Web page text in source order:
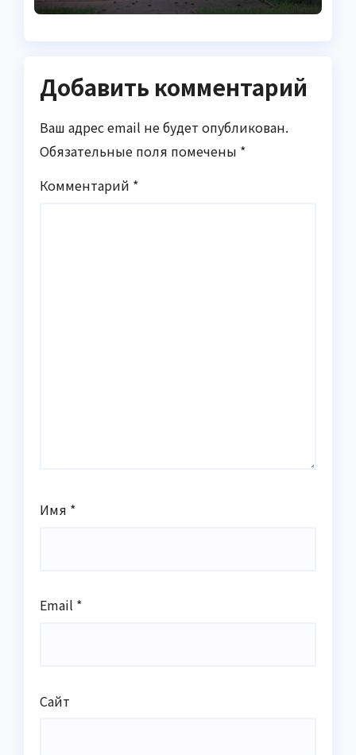
Добавить комментарий
Ваш адрес email не будет опубликован.
Обязательные поля помечены *
Комментарий *
Имя *
Email *
Сайт